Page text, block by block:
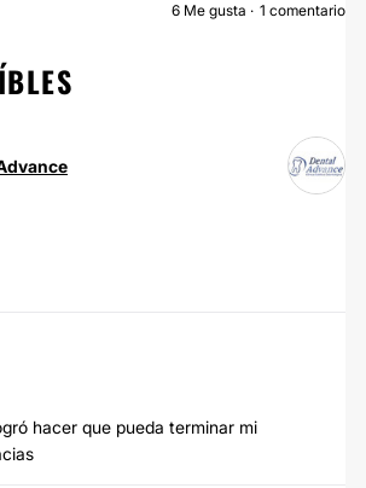
6 Me gusta 1 comentario
hacer que pueda terminar mi